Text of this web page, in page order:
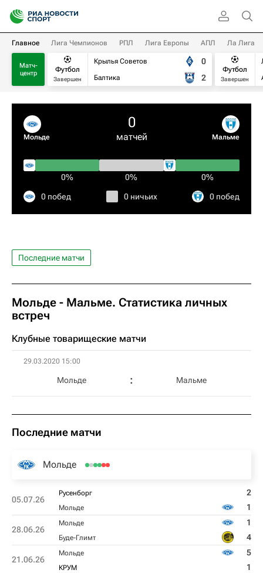
Главное Лига Чемпионов РПЛ Лига Европы АПЛ Ла Лига
Матч-
центр
Футбол
Завершен
Крылья Советов
Балтика
0
2
Футбол
Завершен
Мольде
0
матчей Мальме
0% 0% 0%
0 побед 0 ничьих 0 побед
Последние матчи
Мольде - Мальме. Статистика личных
встреч
Клубные товарищеские матчи
29.03.2020 15:00
Мольде Мальме
Последние матчи
Мольде
05.07.26
Русенборг 2
Мольде 1
28.06.26
Мольде 1
Буде-Глимт 4
21.06.26
Мольде 5
КРУМ 1